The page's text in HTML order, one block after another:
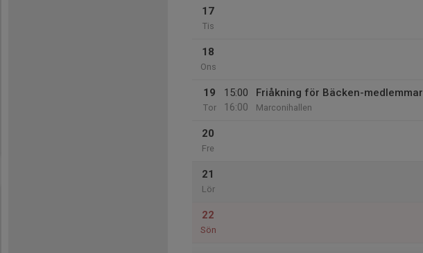
17
Tis
18
Ons
19
Tor
15:00
16:00
Friåkning för Bäcken-medlemmar
Marconihallen
20
Fre
21
Lör
22
Sön